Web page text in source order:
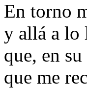
En torno
y allá a lo
que, en
que me